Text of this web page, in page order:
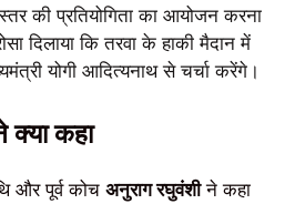
की प्रतियोगिता का आयोजन करना
दिलाया कि तरवा के हाकी मैदान में
योगी आदित्यनाथ से चर्चा करेंगे।
क्या कहा
और पूर्व कोच अनुराग रघुवंशीने कहा